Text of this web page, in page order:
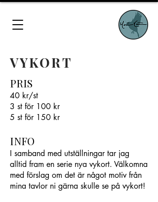
VYKORT
PRIS
40 kr/st
3 st för 100 kr
5 st för 150 kr
INFO
I samband med utställningar tar jag
alltid fram en serie nya vykort. Välkomna
med förslag om det är något motiv från
mina tavlor ni gärna skulle se på vykort!